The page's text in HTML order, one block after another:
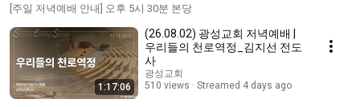
[주일 저녁예배 안내] 오후 5시 30분 본당
1:17:06
(26.08.02) 광성교회 저녁예배 |
우리들의 천로역정_김지선 전도
사
광성교회
510 views
Streamed 4 days ago